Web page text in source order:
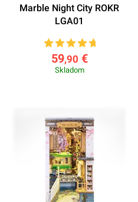
Marble Night City ROKR
LGA01
59,90 €
Skladom